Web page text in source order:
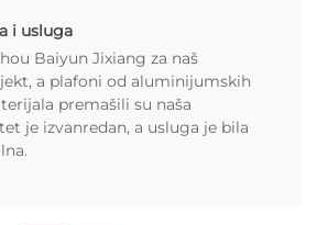
i usluga
Baiyun Jixiang za naš
a plafoni od aluminijumskih
premašili su naša
je izvanredan, a usluga je bila